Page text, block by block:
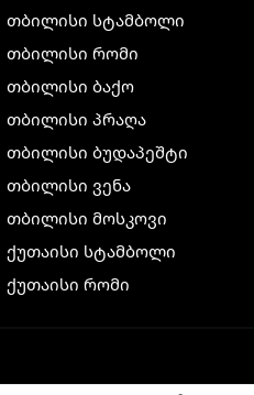
თბილისი სტამბოლი
თბილისი რომი
თბილისი ბაქო
თბილისი პრაღა
თბილისი ბუდაპეშტი
თბილისი ვენა
თბილისი მოსკოვი
ქუთაისი სტამბოლი
ქუთაისი რომი
ქუთაისი ბუდაპეშტი